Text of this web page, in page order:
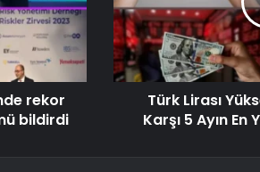
rekor
bildirdi
Türk Lirası
Karşı 5 Ayın